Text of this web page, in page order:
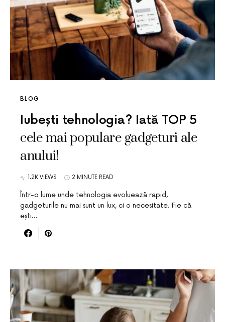
BLOG
Iubești tehnologia? Iată TOP 5
cele mai populare gadgeturi ale
anului!
1.2K VIEWS 2 MINUTE READ
Într-o lume unde tehnologia evoluează rapid,
gadgeturile nu mai sunt un lux, ci o necesitate. Fie că
ești…